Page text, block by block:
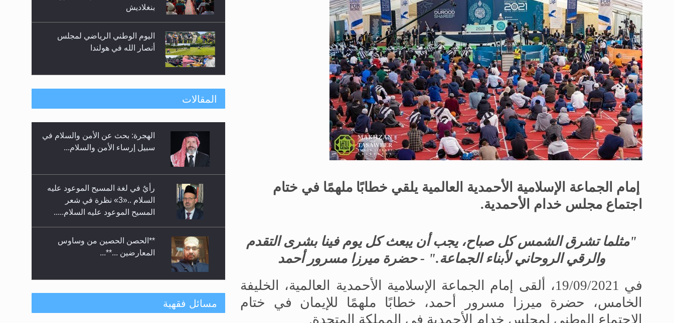
اقرأ هذا الكتاب وتعرّف على حقيقة الإسراء والمعراج >> المزيد
عرض مصوَّر لأقوال المستشرقين في خاتم النبيين صلى الله عليه وسلم >> المزيد
إمام الجماعة الإسلامية الأحمدية العالمية يلقي خطابًا ملهمًا في ختام
اجتماع مجلس خدام الأحمدية.
"مثلما تشرق الشمس كل صباح، يجب أن يبعث كل يوم فينا بشرى التقدم
والرقي الروحاني لأبناء الجماعة." - حضرة ميرزا مسرور أحمد
في 19/09/2021، ألقى إمام الجماعة الإسلامية الأحمدية العالمية، الخليفة
الخامس، حضرة ميرزا مسرور أحمد، خطابًا ملهمًا للإيمان في ختام
الاجتماع الوطني لمجلس خدام الأحمدية في المملكة المتحدة.
بنغلاديش
اليوم الوطني الرياضي لمجلس
أنصار الله في هولندا
إتمام حفظ القرآن الكريم لثلاثة
حفل توزيع الشهادات في الجامعة
الأحمدية بنيجيريا لعام 2025
المقالات
الهجرة: بحث عن الأمن والسلام في
سبيل إرساء الأمن والسلام...
رأيٌ في لغة المسيح الموعود عليه
السلام ..«3» نظرة في شعر
المسيح الموعود عليه السلام.....
**الحصن الحصين من وساوس
المعارضين ...**...
متطلَّبات التّحريك الجديد...
مسائل فقهية